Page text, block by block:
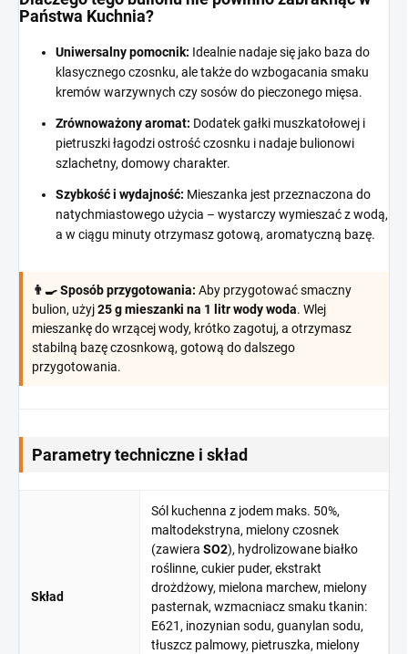
Państwa Kuchnia?
Uniwersalny pomocnik: Idealnie nadaje się jako baza do
klasycznego czosnku, ale także do wzbogacania smaku
kremów warzywnych czy sosów do pieczonego mięsa.
Zrównoważony aromat: Dodatek gałki muszkatołowej i
pietruszki łagodzi ostrość czosnku i nadaje bulionowi
szlachetny, domowy charakter.
Szybkość i wydajność: Mieszanka jest przeznaczona do
natychmiastowego użycia – wystarczy wymieszać z wodą,
a w ciągu minuty otrzymasz gotową, aromatyczną bazę.
👨‍🍳 Sposób przygotowania: Aby przygotować smaczny
bulion, użyj25 g mieszanki na 1 litr wody woda. Wlej
mieszankę do wrzącej wody, krótko zagotuj, a otrzymasz
stabilną bazę czosnkową, gotową do dalszego
przygotowania.
Parametry techniczne i skład
Skład
Sól kuchenna z jodem maks. 50%,
maltodekstryna, mielony czosnek
(zawiera SO2), hydrolizowane białko
roślinne, cukier puder, ekstrakt
drożdżowy, mielona marchew, mielony
pasternak, wzmacniacz smaku tkanin:
E621, inozynian sodu, guanylan sodu,
tłuszcz palmowy, pietruszka, mielony